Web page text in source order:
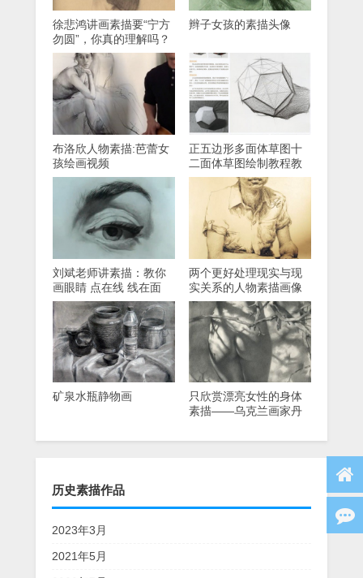
徐悲鸿讲画素描要“宁方
勿圆”，你真的理解吗？
辫子女孩的素描头像
布洛欣人物素描:芭蕾女
孩绘画视频
正五边形多面体草图十
二面体草图绘制教程教
案
刘斌老师讲素描：教你
画眼睛 点在线 线在面
两个更好处理现实与现
实关系的人物素描画像
矿泉水瓶静物画
只欣赏漂亮女性的身体
素描——乌克兰画家丹
历史素描作品
2023年3月
2021年5月